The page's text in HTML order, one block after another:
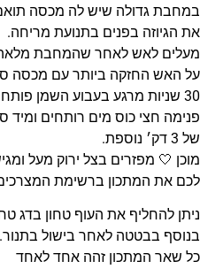
במחבת גדולה שיש לה מכסה
את הגיוזה בפנים בתנועת מריחה.
מעלים לאש לאחר שהמחבת מלאה
על האש החזקה ביותר עם מכסה
30 שניות מרגע בעבוע השמן
פנימה חצי כוס מים רותחים ומיד
של 3 דק׳ נוספת.
מוכן 🤍 מפזרים בצל ירוק מעל
לכם את המתכון ברשימת
ניתן להחליף את העוף טחון בדג
בנוסף בבטטה לאחר בישול בתנור.
כל שאר המתכון זהה אחד לאחד